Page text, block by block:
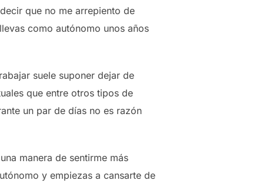
que no me arrepiento de
como autónomo unos años
suele suponer dejar de
que entre otros tipos de
un par de días no es razón
manera de sentirme más
y empiezas a cansarte de